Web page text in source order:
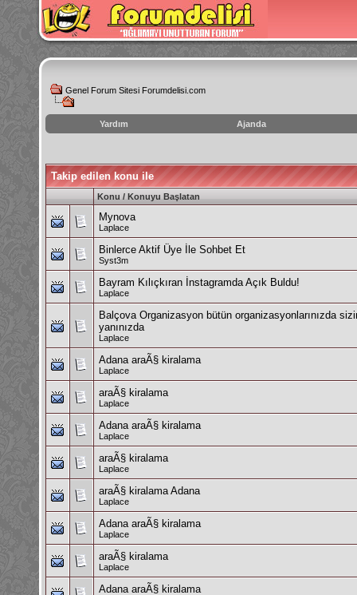
Genel Forum Sitesi Forumdelisi.com
Yardım Ajanda
izlenme
hilesi
Takip edilen konu ile
Konu / Konuyu Başlatan
Mynova
Laplace
Binlerce Aktif Üye İle Sohbet Et
Syst3m
Bayram Kılıçkıran İnstagramda Açık Buldu!
Laplace
Balçova Organizasyon bütün organizasyonlarınızda
yanınızda
Laplace
Adana araÃ§ kiralama
Laplace
araÃ§ kiralama
Laplace
Adana araÃ§ kiralama
Laplace
araÃ§ kiralama
Laplace
araÃ§ kiralama Adana
Laplace
Adana araÃ§ kiralama
Laplace
araÃ§ kiralama
Laplace
Adana araÃ§ kiralama